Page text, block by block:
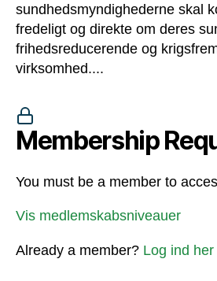
sundhedsmyndighederne skal
fredeligt og direkte om deres
frihedsreducerende og
virksomhed....
Membership
You must be a member to
Vis medlemskabsniveauer
Already a member? Log ind her